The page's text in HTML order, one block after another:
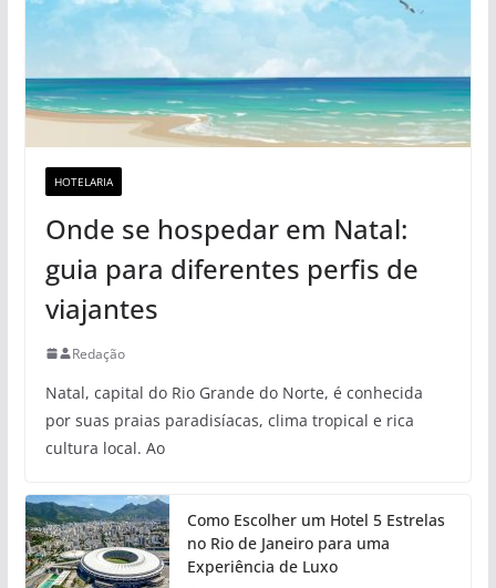
HOTELARIA
Onde se hospedar em Natal:
guia para diferentes perfis de
viajantes
Redação
Natal, capital do Rio Grande do Norte, é conhecida
por suas praias paradisíacas, clima tropical e rica
cultura local. Ao
Como Escolher um Hotel 5 Estrelas
no Rio de Janeiro para uma
Experiência de Luxo